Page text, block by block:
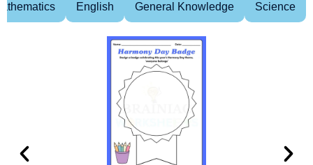
English General Knowledge Science